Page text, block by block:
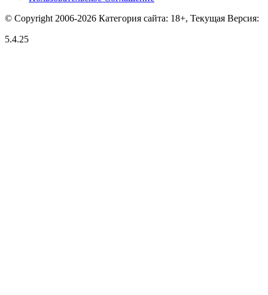
© Copyright 2006-2026 Категория сайта: 18+, Текущая Версия:
5.4.25